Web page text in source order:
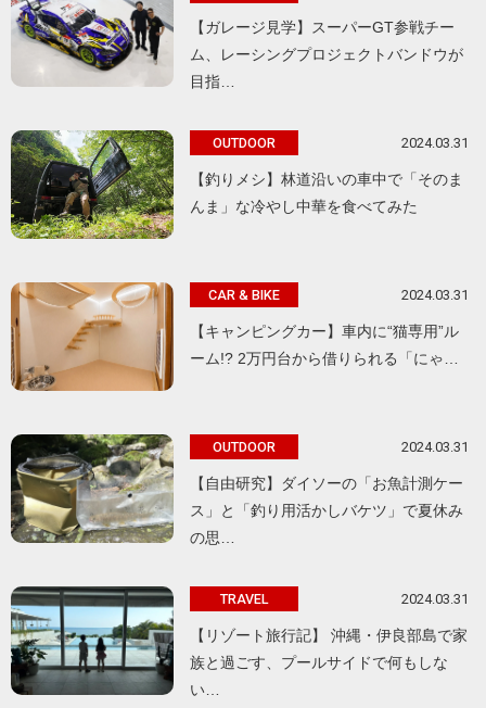
【ガレージ見学】スーパーGT参戦チー
ム、レーシングプロジェクトバンドウが
目指…
OUTDOOR 2024.03.31
【釣りメシ】林道沿いの車中で「そのま
んま」な冷やし中華を食べてみた
CAR & BIKE 2024.03.31
【キャンピングカー】車内に“猫専用”ル
ーム!? 2万円台から借りられる「にゃ…
OUTDOOR 2024.03.31
【自由研究】ダイソーの「お魚計測ケー
ス」と「釣り用活かしバケツ」で夏休み
の思…
TRAVEL 2024.03.31
【リゾート旅行記】 沖縄・伊良部島で家
族と過ごす、プールサイドで何もしな
い…